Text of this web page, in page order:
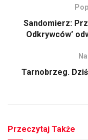
Sandomierz:
Odkrywców’
Tarnobrzeg.
Przeczytaj Także